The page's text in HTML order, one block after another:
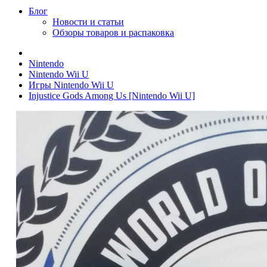
Блог
Новости и статьи
Обзоры товаров и распаковка
Nintendo
Nintendo Wii U
Игры Nintendo Wii U
Injustice Gods Among Us [Nintendo Wii U]